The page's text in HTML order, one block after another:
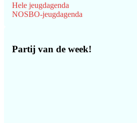
Hele jeugdagenda
NOSBO-jeugdagenda
Partij van de week!